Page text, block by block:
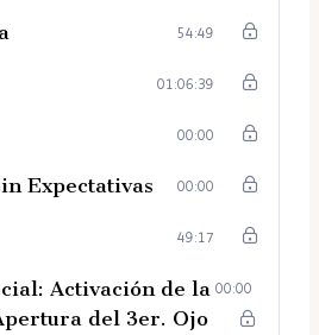
54:49
01:06:39
00:00
Expectativas 00:00
49:17
Activación de la
del 3er. Ojo
00:00